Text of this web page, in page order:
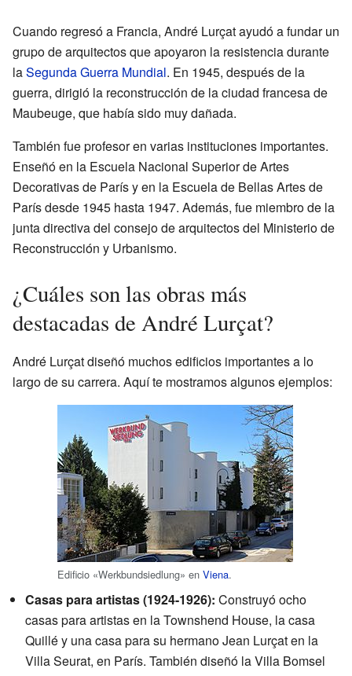
Cuando regresó a Francia, André Lurçat ayudó a fundar un
grupo de arquitectos que apoyaron la resistencia durante
laSegunda Guerra Mundial. En 1945, después de la
guerra, dirigió la reconstrucción de la ciudad francesa de
Maubeuge, que había sido muy dañada.
También fue profesor en varias instituciones importantes.
Enseñó en la Escuela Nacional Superior de Artes
Decorativas de París y en la Escuela de Bellas Artes de
París desde 1945 hasta 1947. Además, fue miembro de la
junta directiva del consejo de arquitectos del Ministerio de
Reconstrucción y Urbanismo.
¿Cuáles son las obras más
destacadas de André Lurçat?
André Lurçat diseñó muchos edificios importantes a lo
largo de su carrera. Aquí te mostramos algunos ejemplos:
Edificio «Werkbundsiedlung» en Viena.
Casas para artistas (1924-1926): Construyó ocho
casas para artistas en la Townshend House, la casa
Quillé y una casa para su hermano Jean Lurçat en la
Villa Seurat, en París. También diseñó la Villa Bomsel